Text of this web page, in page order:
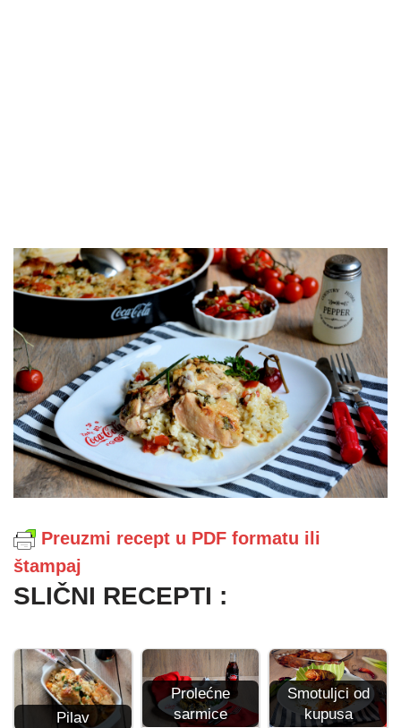
Preuzmi recept u PDF formatu ili
štampaj
SLIČNI RECEPTI :
Pilav
Prolećne
sarmice
Smotuljci od
kupusa